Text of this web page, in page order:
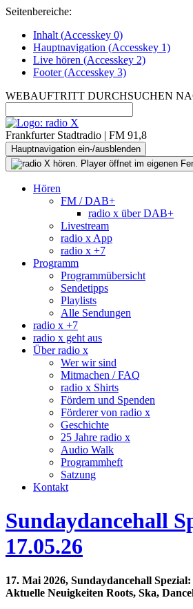
Seitenbereiche:
Inhalt (Accesskey 0)
Hauptnavigation (Accesskey 1)
Live hören (Accesskey 2)
Footer(Accesskey 3)
WEBAUFTRITT DURCHSUCHEN
Frankfurter Stadtradio | FM 91,8
Hauptnavigation ein-/ausblenden
Hören
FM / DAB+
radio x über DAB+
Livestream
radio x App
radio x +7
Programm
Programmübersicht
Sendetipps
Playlists
Alle Sendungen
radio x +7
radio x geht aus
Über radio x
Wer wir sind
Mitmachen / FAQ
radio x Shirts
Fördern und Spenden
Förderer von radio x
Geschichte
25 Jahre radio x
Audio Walk
Programmheft
Satzung
Kontakt
Sundaydancehall
17.05.26
17. Mai 2026, Sundaydancehall Spezial:
Aktuelle Neuigkeiten Roots, Ska,